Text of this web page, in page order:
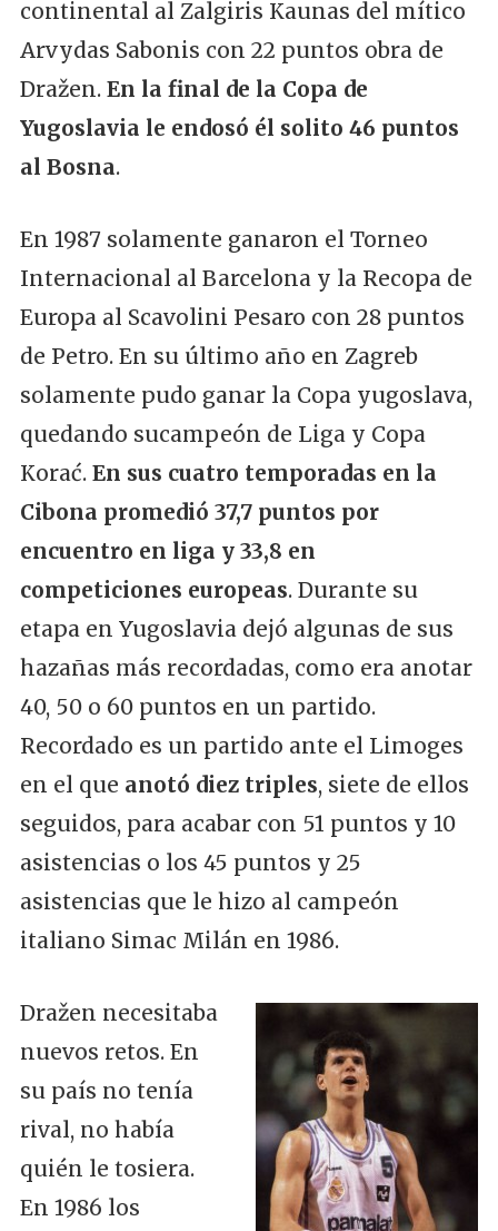
continental al Zalgiris Kaunas del mítico
Arvydas Sabonis con 22 puntos obra de
Dražen. En la final de la Copa de
Yugoslavia le endosó él solito 46 puntos
al Bosna.
En 1987 solamente ganaron el Torneo
Internacional al Barcelona y la Recopa de
Europa al Scavolini Pesaro con 28 puntos
de Petro. En su último año en Zagreb
solamente pudo ganar la Copa yugoslava,
quedando sucampeón de Liga y Copa
Korać.En sus cuatro temporadas en la
Cibona promedió 37,7 puntos por
encuentro en liga y 33,8 en
competiciones europeas. Durante su
etapa en Yugoslavia dejó algunas de sus
hazañas más recordadas, como era anotar
40, 50 o 60 puntos en un partido.
Recordado es un partido ante el Limoges
en el que anotó diez triples, siete de ellos
seguidos, para acabar con 51 puntos y 10
asistencias o los 45 puntos y 25
asistencias que le hizo al campeón
italiano Simac Milán en 1986.
Dražen necesitaba
nuevos retos. En
su país no tenía
rival, no había
quién le tosiera.
En 1986 los